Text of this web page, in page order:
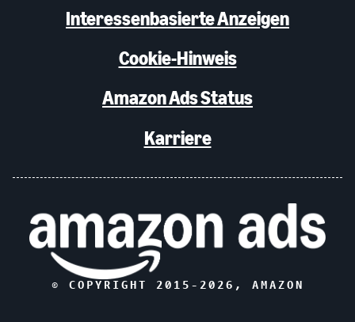
Interessenbasierte Anzeigen
Cookie-Hinweis
Amazon Ads Status
Karriere
© COPYRIGHT 2015- 2026 , AMAZON